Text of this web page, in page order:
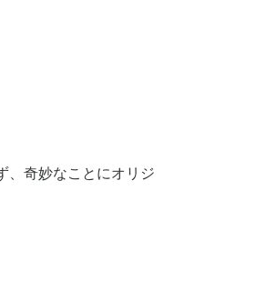
、奇妙なことにオリジ